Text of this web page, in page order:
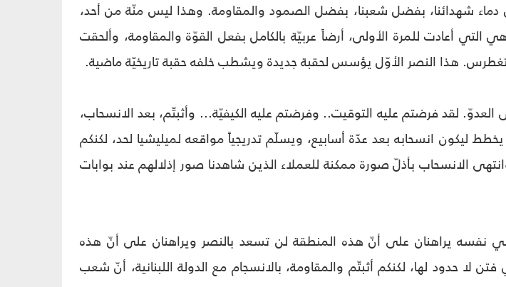
شهدائنا، بفضل شعبنا، بفضل الصمود والمقاومة. وهذا ليس منّة من أحد،
أعادت للمرة الأولى، أرضاً عربيّة بالكامل بفعل القوّة والمقاومة، وألحقت
هذا النصر الأوّل يؤسس لحقبة جديدة ويشطب خلفه حقبة تاريخيّة ماضية.
لقد فرضتم عليه التوقيت.. وفرضتم عليه الكيفيّة... وأثبتّم، بعد الانسحاب،
ليكون انسحابه بعد عدّة أسابيع، ويسلّم تدريجياً مواقعه لميليشيا لحد، لكنكم
الانسحاب بأذلّ صورة ممكنة للعملاء الذين شاهدنا صور إذلالهم عند بوابات
نفسه يراهنان على أنّ هذه المنطقة لن تسعد بالنصر ويراهنان على أنّ هذه
لها، لكنكم أثبتّم والمقاومة، بالانسجام مع الدولة اللبنانية، أنّ شعب